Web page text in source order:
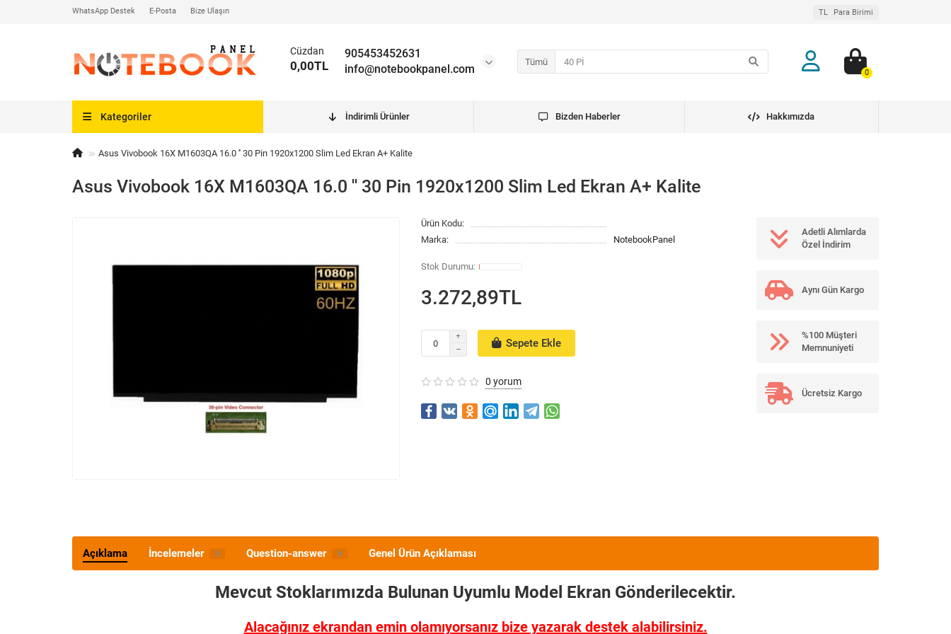
WhatsApp Destek E-Posta Bize Ulaşın TL Para Birimi
Tümü
905453452631
info@notebookpanel.com
Cüzdan
0,00TL 0
Kategoriler İndirimli Ürünler Bizden Haberler Hakkımızda
Asus Vivobook 16X M1603QA 16.0 '' 30 Pin 1920x1200 Slim Led Ekran A+ Kalite
Asus Vivobook 16X M1603QA 16.0 '' 30 Pin 1920x1200 Slim Led Ekran A+ Kalite
Ürün Kodu:
Marka:
NotebookPanel
3.272,89TL
Sepete Ekle
0 yorum
Adetli Alımlarda
Özel İndirim
Aynı Gün Kargo
%100 Müşteri
Memnuniyeti
Ücretsiz Kargo
Açıklama İncelemeler 0 Question-answer 0 Genel Ürün Açıklaması
Mevcut Stoklarımızda Bulunan Uyumlu Model Ekran Gönderilecektir.
Alacağınız ekrandan emin olamıyorsanız bize yazarak destek alabilirsiniz.